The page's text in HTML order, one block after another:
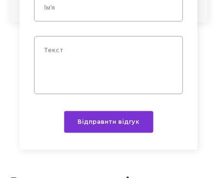
Відправити відгук